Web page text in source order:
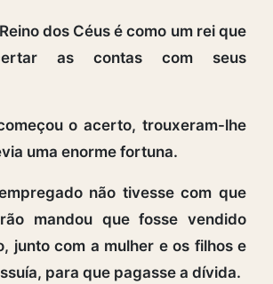
dos Céus é como um rei que
as contas com seus
o acerto, trouxeram-lhe
uma enorme fortuna.
não tivesse com que
mandou que fosse vendido
junto com a mulher e os filhos e
para que pagasse a dívida.